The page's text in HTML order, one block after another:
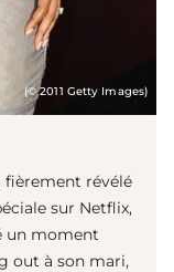
(© 2011 Getty Images)
fièrement révélé
sur Netflix,
un moment
out à son mari,